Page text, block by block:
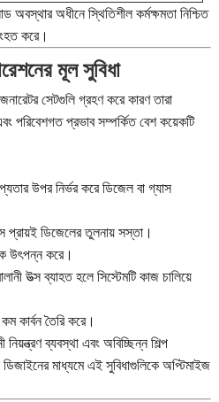
অবস্থার অধীনে স্থিতিশীল কর্মক্ষমতা নিশ্চিত
করে।
মূল সুবিধা
সেটগুলি গ্রহণ করে কারণ তারা
পরিবেশগত প্রভাব সম্পর্কিত বেশ কয়েকটি
উপর নির্ভর করে ডিজেল বা গ্যাস
প্রায়ই ডিজেলের তুলনায় সস্তা।
উৎপন্ন করে।
উত্স ব্যাহত হলে সিস্টেমটি কাজ চালিয়ে
কার্বন তৈরি করে।
ব্যবস্থা এবং অবিচ্ছিন্ন শিল্প
মাধ্যমে এই সুবিধাগুলিকে অপ্টিমাইজ